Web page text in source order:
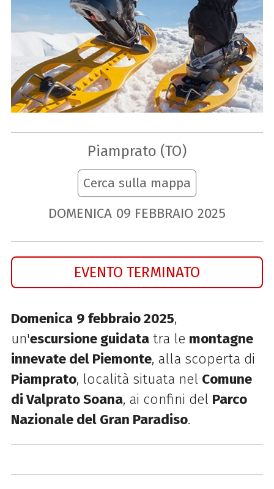
Piamprato (TO)
Cerca sulla mappa
DOMENICA 09 FEBBRAIO 2025
EVENTO TERMINATO
Domenica 9 febbraio 2025,
un'escursione guidatatra le montagne
innevate del Piemonte, alla scoperta di
Piamprato, località situata nel Comune
di Valprato Soana, ai confini del Parco
Nazionale del Gran Paradiso.